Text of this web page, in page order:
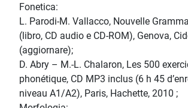
Fonetica:
L. Parodi-M. Vallacco, Nouvelle
(libro, CD audio e CD-ROM), Genova,
(aggiornare);
D. Abry – M.-L. Chalaron, Les 500
phonétique, CD MP3 inclus (6 h 45
niveau A1/A2), Paris, Hachette, 2010 ;